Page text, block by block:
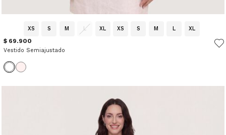
XS S M L XL XS S M L XL
$ 69.900
Vestido Semiajustado